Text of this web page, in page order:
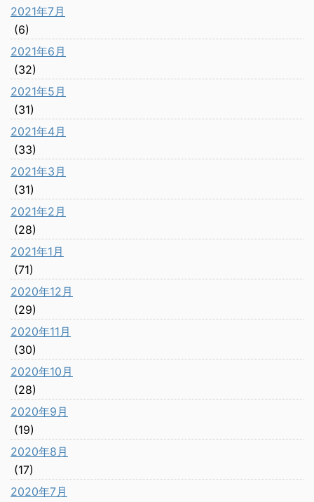
2021年7月
(6)
2021年6月
(32)
2021年5月
(31)
2021年4月
(33)
2021年3月
(31)
2021年2月
(28)
2021年1月
(71)
2020年12月
(29)
2020年11月
(30)
2020年10月
(28)
2020年9月
(19)
2020年8月
(17)
2020年7月